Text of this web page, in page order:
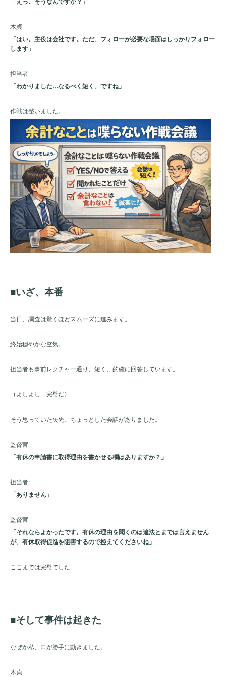
「えっ、そうなんですか？」
木貞
「はい。主役は会社です。ただ、フォローが必要な場面はしっかりフォロー
します」
担当者
「わかりました…なるべく短く、ですね」
作戦は整いました。
■いざ、本番
当日、調査は驚くほどスムーズに進みます。
終始穏やかな空気。
担当者も事前レクチャー通り、短く、的確に回答しています。
（よしよし…完璧だ）
そう思っていた矢先、ちょっとした会話がありました。
監督官
「有休の申請書に取得理由を書かせる欄はありますか？」
担当者
「ありません」
監督官
「それならよかったです。有休の理由を聞くのは違法とまでは言えません
が、有休取得促進を阻害するので控えてくださいね」
ここまでは完璧でした…
■そして事件は起きた
なぜか私、口が勝手に動きました。
木貞